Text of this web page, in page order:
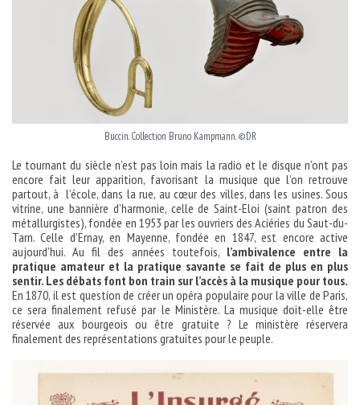
Buccin. Collection Bruno Kampmann. ©DR
Le tournant du siècle n’est pas loin mais la radio et le disque n’ont pas
encore fait leur apparition, favorisant la musique que l’on retrouve
partout, à l’école, dans la rue, au cœur des villes, dans les usines. Sous
vitrine, une bannière d’harmonie, celle de Saint-Eloi (saint patron des
métallurgistes), fondée en 1953 par les ouvriers des Aciéries du Saut-du-
Tarn. Celle d’Ernay, en Mayenne, fondée en 1847, est encore active
aujourd’hui. Au fil des années toutefois, l’ambivalence entre la
pratique amateur et la pratique savante se fait de plus en plus
sentir. Les débats font bon train sur l’accès à la musique pour tous.
En 1870, il est question de créer un opéra populaire pour la ville de Paris,
ce sera finalement refusé par le Ministère. La musique doit-elle être
réservée aux bourgeois ou être gratuite ? Le ministère réservera
finalement des représentations gratuites pour le peuple.